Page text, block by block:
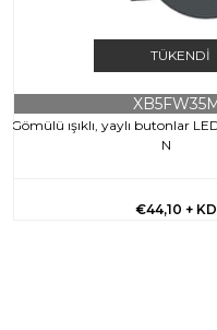
TÜKENDI
Gömülü ışıklı, yaylı butonlar
N
€44,10 +